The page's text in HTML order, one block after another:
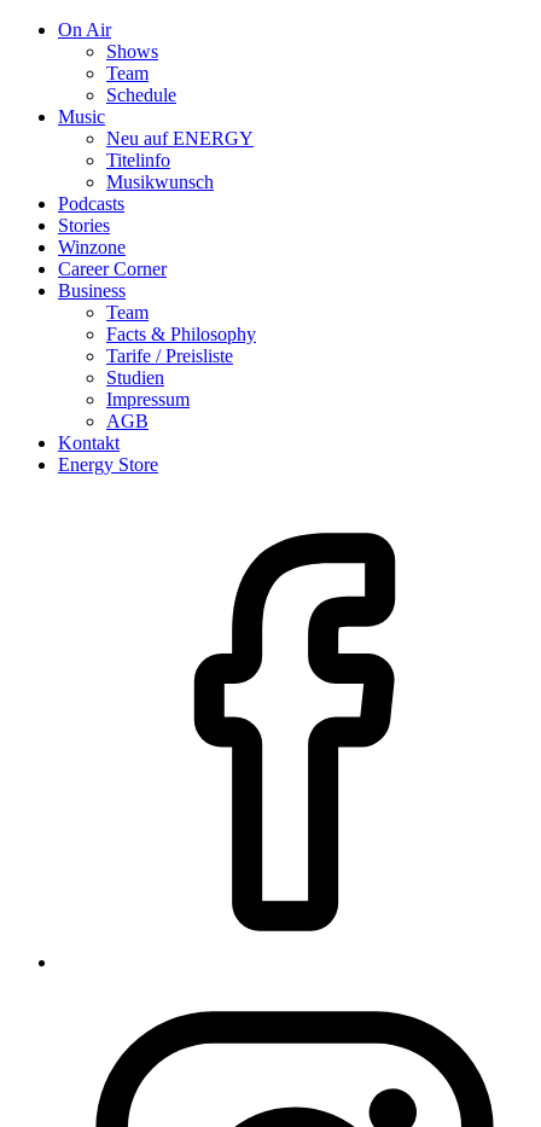
On Air
Shows
Team
Schedule
Music
Neu auf ENERGY
Titelinfo
Musikwunsch
Podcasts
Stories
Winzone
Career Corner
Business
Team
Facts & Philosophy
Tarife / Preisliste
Studien
Impressum
AGB
Kontakt
Energy Store